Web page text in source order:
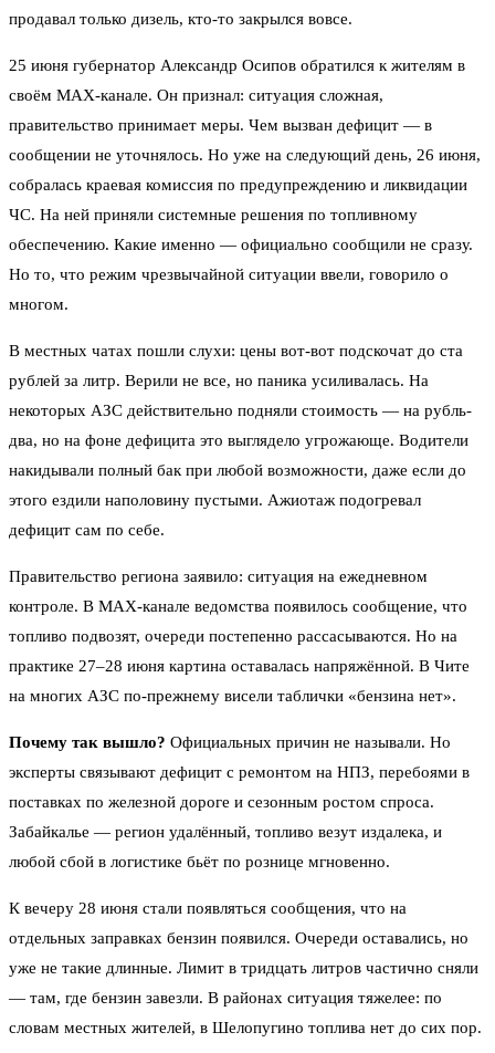
продавал только дизель, кто-то закрылся вовсе.
25 июня губернатор Александр Осипов обратился к жителям в
своём MAX-канале. Он признал: ситуация сложная,
правительство принимает меры. Чем вызван дефицит — в
сообщении не уточнялось. Но уже на следующий день, 26 июня,
собралась краевая комиссия по предупреждению и ликвидации
ЧС. На ней приняли системные решения по топливному
обеспечению. Какие именно — официально сообщили не сразу.
Но то, что режим чрезвычайной ситуации ввели, говорило о
многом.
В местных чатах пошли слухи: цены вот-вот подскочат до ста
рублей за литр. Верили не все, но паника усиливалась. На
некоторых АЗС действительно подняли стоимость — на рубль-
два, но на фоне дефицита это выглядело угрожающе. Водители
накидывали полный бак при любой возможности, даже если до
этого ездили наполовину пустыми. Ажиотаж подогревал
дефицит сам по себе.
Правительство региона заявило: ситуация на ежедневном
контроле. В MAX-канале ведомства появилось сообщение, что
топливо подвозят, очереди постепенно рассасываются. Но на
практике 27–28 июня картина оставалась напряжённой. В Чите
на многих АЗС по-прежнему висели таблички «бензина нет».
Почему так вышло? Официальных причин не называли. Но
эксперты связывают дефицит с ремонтом на НПЗ, перебоями в
поставках по железной дороге и сезонным ростом спроса.
Забайкалье — регион удалённый, топливо везут издалека, и
любой сбой в логистике бьёт по рознице мгновенно.
К вечеру 28 июня стали появляться сообщения, что на
отдельных заправках бензин появился. Очереди оставались, но
уже не такие длинные. Лимит в тридцать литров частично сняли
— там, где бензин завезли. В районах ситуация тяжелее: по
словам местных жителей, в Шелопугино топлива нет до сих пор.